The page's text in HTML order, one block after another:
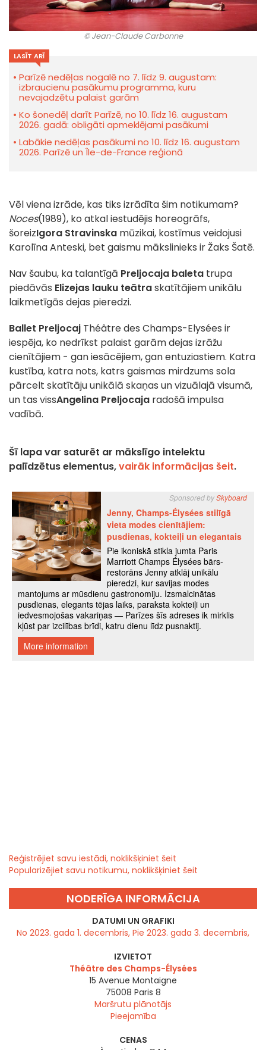
© Jean-Claude Carbonne
LASĪT ARĪ
Parīzē nedēļas nogalē no 7. līdz 9. augustam:
izbraucienu pasākumu programma, kuru
nevajadzētu palaist garām
Ko šonedēļ darīt Parīzē, no 10. līdz 16. augustam
2026. gadā: obligāti apmeklējami pasākumi
Labākie nedēļas pasākumi no 10. līdz 16. augustam
2026. Parīzē un Île-de-France reģionā
Vēl viena izrāde, kas tiks izrādīta šim notikumam?
Noces(1989), ko atkal iestudējis horeogrāfs,
šoreizIgora Stravinska mūzikai, kostīmus veidojusi
Karolīna Anteski, bet gaismu mākslinieks ir Žaks Šatē.
Nav šaubu, ka talantīgā Preljocaja baleta trupa
piedāvās Elizejas lauku teātraskatītājiem unikālu
laikmetīgās dejas pieredzi.
Ballet Preljocaj Théâtre des Champs-Elysées ir
iespēja, ko nedrīkst palaist garām dejas izrāžu
cienītājiem - gan iesācējiem, gan entuziastiem. Katra
kustība, katra nots, katrs gaismas mirdzums sola
pārcelt skatītāju unikālā skaņas un vizuālajā visumā,
un tas vissAngelina Preljocaja radošā impulsa
vadībā.
Šī lapa var saturēt ar mākslīgo intelektu
palīdzētus elementus,vairāk informācijas šeit.
Reģistrējiet savu iestādi, noklikšķiniet šeit
Popularizējiet savu notikumu, noklikšķiniet šeit
NODERĪGA INFORMĀCIJA
DATUMI UN GRAFIKI
No 2023. gada 1. decembris, Pie 2023. gada 3. decembris,
IZVIETOT
Théâtre des Champs-Élysées
15 Avenue Montaigne
75008 Paris 8
Maršrutu plānotājs
Pieejamība
CENAS